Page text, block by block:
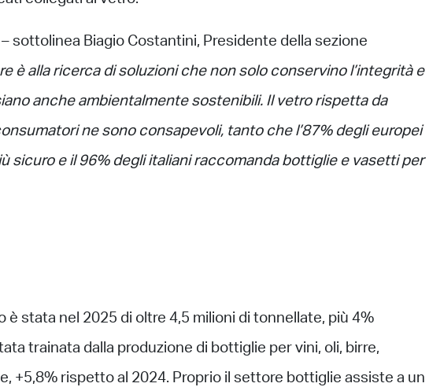
sottolinea Biagio Costantini, Presidente della sezione
è alla ricerca di soluzioni che non solo conservino l’integrità e
anche ambientalmente sostenibili. Il vetro rispetta da
ne sono consapevoli, tanto che l’87% degli europei
sicuro e il 96% degli italiani raccomanda bottiglie e vasetti per
stata nel 2025 di oltre 4,5 milioni di tonnellate, più 4%
trainata dalla produzione di bottiglie per vini, oli, birre,
+5,8% rispetto al 2024. Proprio il settore bottiglie assiste a un